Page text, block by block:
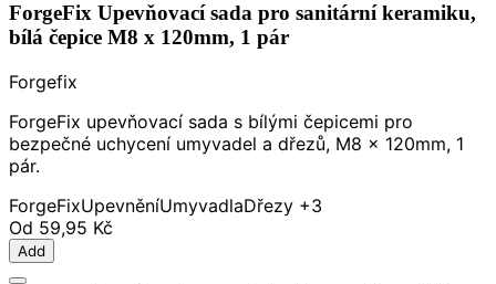
ForgeFix Upevňovací sada pro sanitární keramiku,
bílá čepice M8 x 120mm, 1 pár
Forgefix
ForgeFix upevňovací sada s bílými čepicemi pro
bezpečné uchycení umyvadel a dřezů, M8 x 120mm, 1
pár.
ForgeFixUpevněníUmyvadlaDřezy +3
Od 59,95 Kč
Add